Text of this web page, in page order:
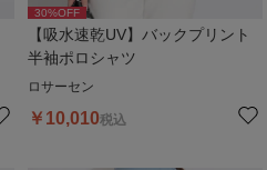
30%OFF
【吸水速乾UV】バックプリント
半袖ポロシャツ
ロサーセン
￥ 10,010税込